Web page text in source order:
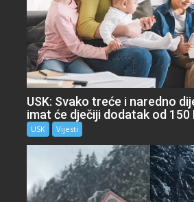
USK: Svako treće i naredno
imat će dječiji dodatak od 150
USK Vijesti